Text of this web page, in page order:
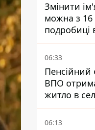
Змінити
можна з 16
подробиці
06:33
ВПО
житло в
06:13